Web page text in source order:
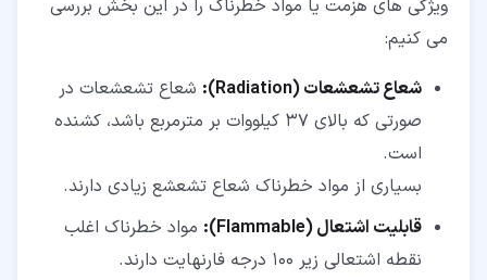
ویژگی های هزمت یا مواد خطرناک را در این بخش بررسی
می کنیم:
شعاع تشعشعات (Radiation):
شعاع تشعشعات در
صورتی که بالای 37 کیلووات بر مترمربع باشد، کشنده
است.
بسیاری از مواد خطرناک شعاع تشعشع زیادی دارند.
قابلیت اشتعال (Flammable):
مواد خطرناک اغلب
نقطه اشتعالی زیر 100 درجه فارنهایت دارند.